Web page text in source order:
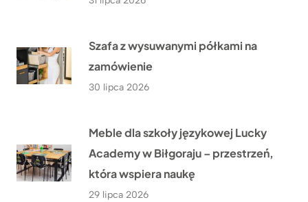
Szafa z wysuwanymi półkami na
zamówienie
30 lipca 2026
Meble dla szkoły językowej Lucky
Academy w Biłgoraju – przestrzeń,
która wspiera naukę
29 lipca 2026